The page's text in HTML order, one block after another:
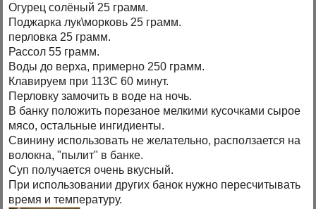
Огурец солёный 25 грамм.
Поджарка лук\морковь 25 грамм.
перловка 25 грамм.
Рассол 55 грамм.
Воды до верха, примерно 250 грамм.
Клавируем при 113С 60 минут.
Перловку замочить в воде на ночь.
В банку положить порезаное мелкими кусочками сырое
мясо, остальные ингидиенты.
Свинину использовать не желательно, расползается на
волокна, "пылит" в банке.
Суп получается очень вкусный.
При использовании других банок нужно пересчитывать
время и температуру.